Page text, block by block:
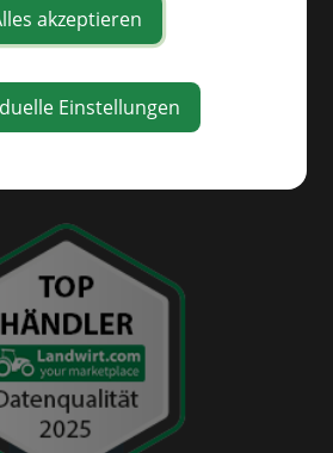
maschinen.at
akzeptieren
Einstellungen